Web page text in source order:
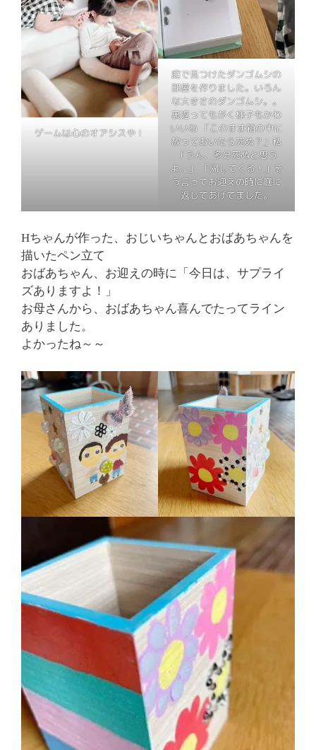
ゲームは心のオアシスや！
庭で見つけたダンゴムシの
部屋を作りました。いろん
な大きさのダンゴムシ。。
裏返ってもがく様子もかわ
いいね 「このまま箱の中に
放っておいたら死ぬ？」私
「うん、多分死ぬと思う
よ。」 「帰してくる！」そ
う言ってお迎えの時に庭に
返してあげてました。
Hちゃんが作った、おじいちゃんとおばあちゃんを
描いたペン立て
おばあちゃん、お迎えの時に「今日は、サプライ
ズありますよ！」
お母さんから、おばあちゃん喜んでたってライン
ありました。
よかったね～～